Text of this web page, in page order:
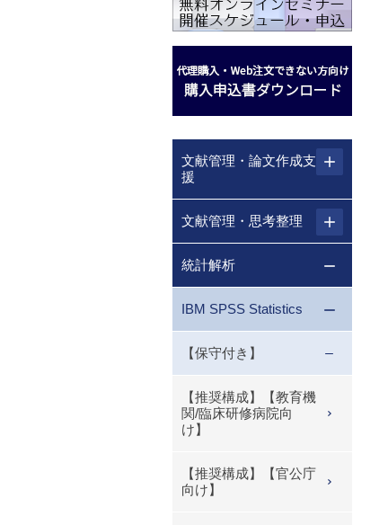
文献管理・論文作成支
援
文献管理・思考整理
統計解析
IBM SPSS Statistics
【保守付き】
【推奨構成】【教育機
関/臨床研修病院向
け】
【推奨構成】【官公庁
向け】